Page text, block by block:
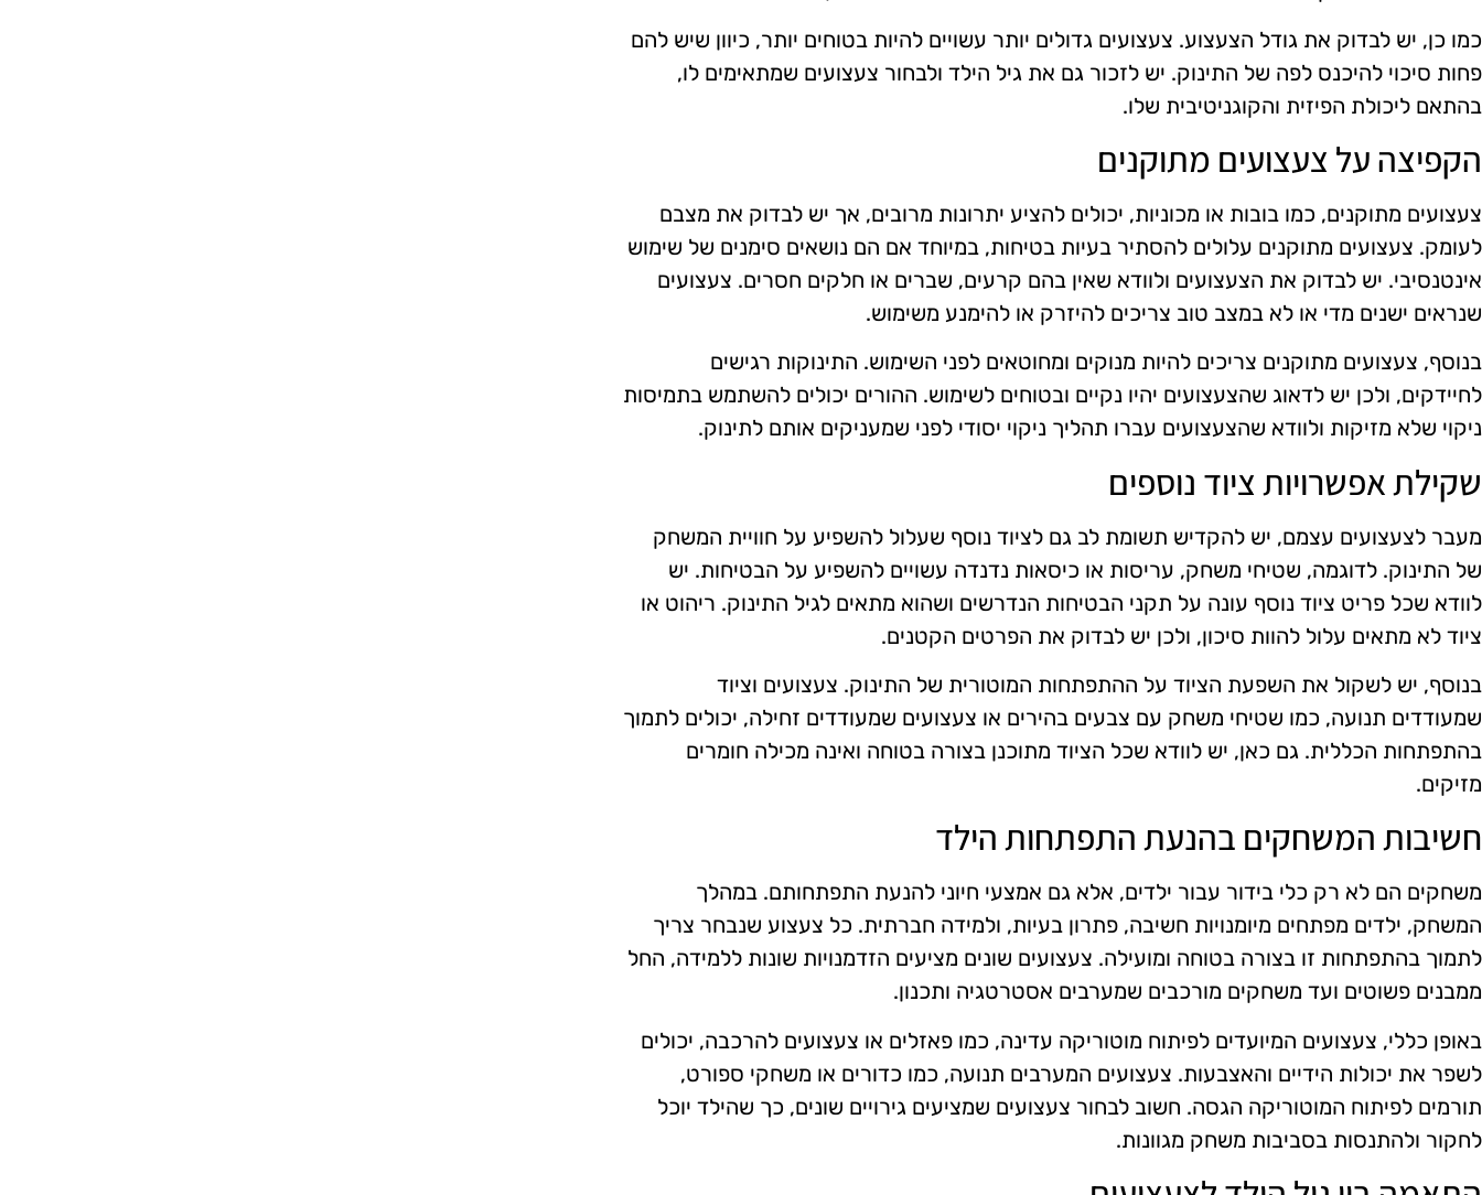
כמו כן, יש לבדוק את גודל הצעצוע. צעצועים גדולים יותר עשויים להיות בטוחים יותר, כיוון שיש להם
פחות סיכוי להיכנס לפה של התינוק. יש לזכור גם את גיל הילד ולבחור צעצועים שמתאימים לו,
בהתאם ליכולת הפיזית והקוגניטיבית שלו.
הקפיצה על צעצועים מתוקנים
צעצועים מתוקנים, כמו בובות או מכוניות, יכולים להציע יתרונות מרובים, אך יש לבדוק את מצבם
לעומק. צעצועים מתוקנים עלולים להסתיר בעיות בטיחות, במיוחד אם הם נושאים סימנים של שימוש
אינטנסיבי. יש לבדוק את הצעצועים ולוודא שאין בהם קרעים, שברים או חלקים חסרים. צעצועים
שנראים ישנים מדי או לא במצב טוב צריכים להיזרק או להימנע משימוש.
בנוסף, צעצועים מתוקנים צריכים להיות מנוקים ומחוטאים לפני השימוש. התינוקות רגישים
לחיידקים, ולכן יש לדאוג שהצעצועים יהיו נקיים ובטוחים לשימוש. ההורים יכולים להשתמש בתמיסות
ניקוי שלא מזיקות ולוודא שהצעצועים עברו תהליך ניקוי יסודי לפני שמעניקים אותם לתינוק.
שקילת אפשרויות ציוד נוספים
מעבר לצעצועים עצמם, יש להקדיש תשומת לב גם לציוד נוסף שעלול להשפיע על חוויית המשחק
של התינוק. לדוגמה, שטיחי משחק, עריסות או כיסאות נדנדה עשויים להשפיע על הבטיחות. יש
לוודא שכל פריט ציוד נוסף עונה על תקני הבטיחות הנדרשים ושהוא מתאים לגיל התינוק. ריהוט או
ציוד לא מתאים עלול להוות סיכון, ולכן יש לבדוק את הפרטים הקטנים.
בנוסף, יש לשקול את השפעת הציוד על ההתפתחות המוטורית של התינוק. צעצועים וציוד
שמעודדים תנועה, כמו שטיחי משחק עם צבעים בהירים או צעצועים שמעודדים זחילה, יכולים לתמוך
בהתפתחות הכללית. גם כאן, יש לוודא שכל הציוד מתוכנן בצורה בטוחה ואינה מכילה חומרים
מזיקים.
חשיבות המשחקים בהנעת התפתחות הילד
משחקים הם לא רק כלי בידור עבור ילדים, אלא גם אמצעי חיוני להנעת התפתחותם. במהלך
המשחק, ילדים מפתחים מיומנויות חשיבה, פתרון בעיות, ולמידה חברתית. כל צעצוע שנבחר צריך
לתמוך בהתפתחות זו בצורה בטוחה ומועילה. צעצועים שונים מציעים הזדמנויות שונות ללמידה, החל
ממבנים פשוטים ועד משחקים מורכבים שמערבים אסטרטגיה ותכנון.
באופן כללי, צעצועים המיועדים לפיתוח מוטוריקה עדינה, כמו פאזלים או צעצועים להרכבה, יכולים
לשפר את יכולות הידיים והאצבעות. צעצועים המערבים תנועה, כמו כדורים או משחקי ספורט,
תורמים לפיתוח המוטוריקה הגסה. חשוב לבחור צעצועים שמציעים גירויים שונים, כך שהילד יוכל
לחקור ולהתנסות בסביבות משחק מגוונות.